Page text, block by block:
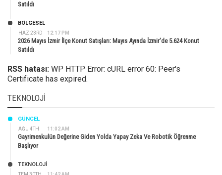
Satıldı
HAZ 23RD 12:17 PM
BÖLGESEL
2026 Mayıs İzmir İlçe Konut Satışları: Mayıs Ayında İzmir’de 5.624 Konut
Satıldı
RSS hatası: WP HTTP Error: cURL error 60: Peer's
Certificate has expired.
TEKNOLOJI
AĞU 4TH 11:02 AM
GÜNCEL
Gayrimenkulün Değerine Giden Yolda Yapay Zeka Ve Robotik Öğrenme
Başlıyor
TEKNOLOJİ